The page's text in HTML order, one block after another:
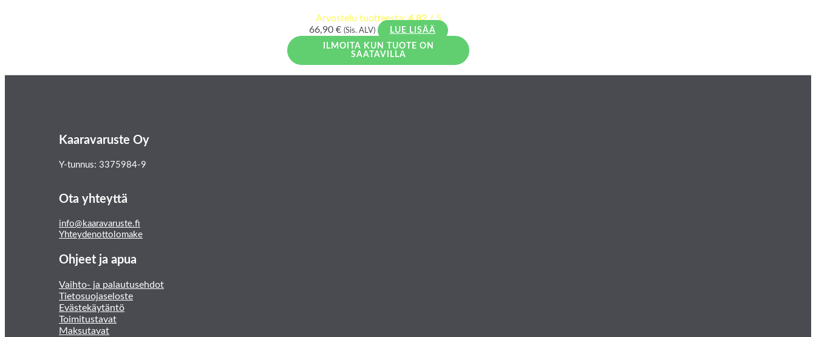
Arvostelu tuotteesta:4.82/ 5
66,90 € (Sis. ALV)
LUE LISÄÄ
ILMOITA KUN TUOTE ON
SAATAVILLA
Kaaravaruste Oy
Y-tunnus: 3375984-9
Ota yhteyttä
info@kaaravaruste.fi
Yhteydenottolomake
Ohjeet ja apua
Vaihto- ja palautusehdot
Tietosuojaseloste
Evästekäytäntö
Toimitustavat
Maksutavat